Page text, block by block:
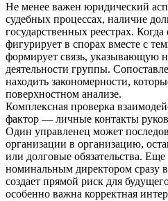
Не менее важен юридический
судебных процессах, наличие
государственных реестрах.
фигурирует в спорах вместе с
формирует связь, указывающую
деятельности группы.
находить закономерности,
поверхностном анализе.
Комплексная проверка
фактор — личные контакты
Один управленец может
организации в организацию,
или долговые обязательства.
номинальным директором сразу
создает прямой риск для
особенно важна корректная